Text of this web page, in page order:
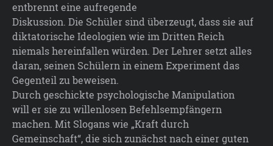
entbrennt eine aufregende
Diskussion. Die Schüler sind überzeugt, dass sie auf
diktatorische Ideologien wie im Dritten Reich
niemals hereinfallenwürden. Der Lehrer setzt alles
daran, seinen Schülernin einem Experiment das
Gegenteil zu beweisen.
Durch geschickte psychologische Manipulation
willer sie zu willenlosen Befehlsempfängern
machen. Mit Slogans wie „Kraft durch
Gemeinschaft“, die sich zunächst nach einer guten